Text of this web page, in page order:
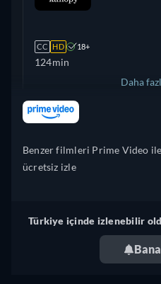
CC HD 18+
124min
Brezilya
Daha
Benzer filmleri Prime Video ile
ücretsiz izle
Türkiye içinde izlenebilir